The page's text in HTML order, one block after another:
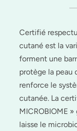
Certifié
cutané est la
forment une
protège la peau
renforce le
cutanée. La
MICROBIOME
laisse le